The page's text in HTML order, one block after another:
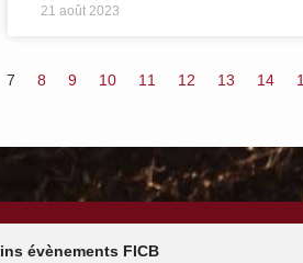
21 août 2023
7 8 9 10 11 12 13 14
évènements FICB